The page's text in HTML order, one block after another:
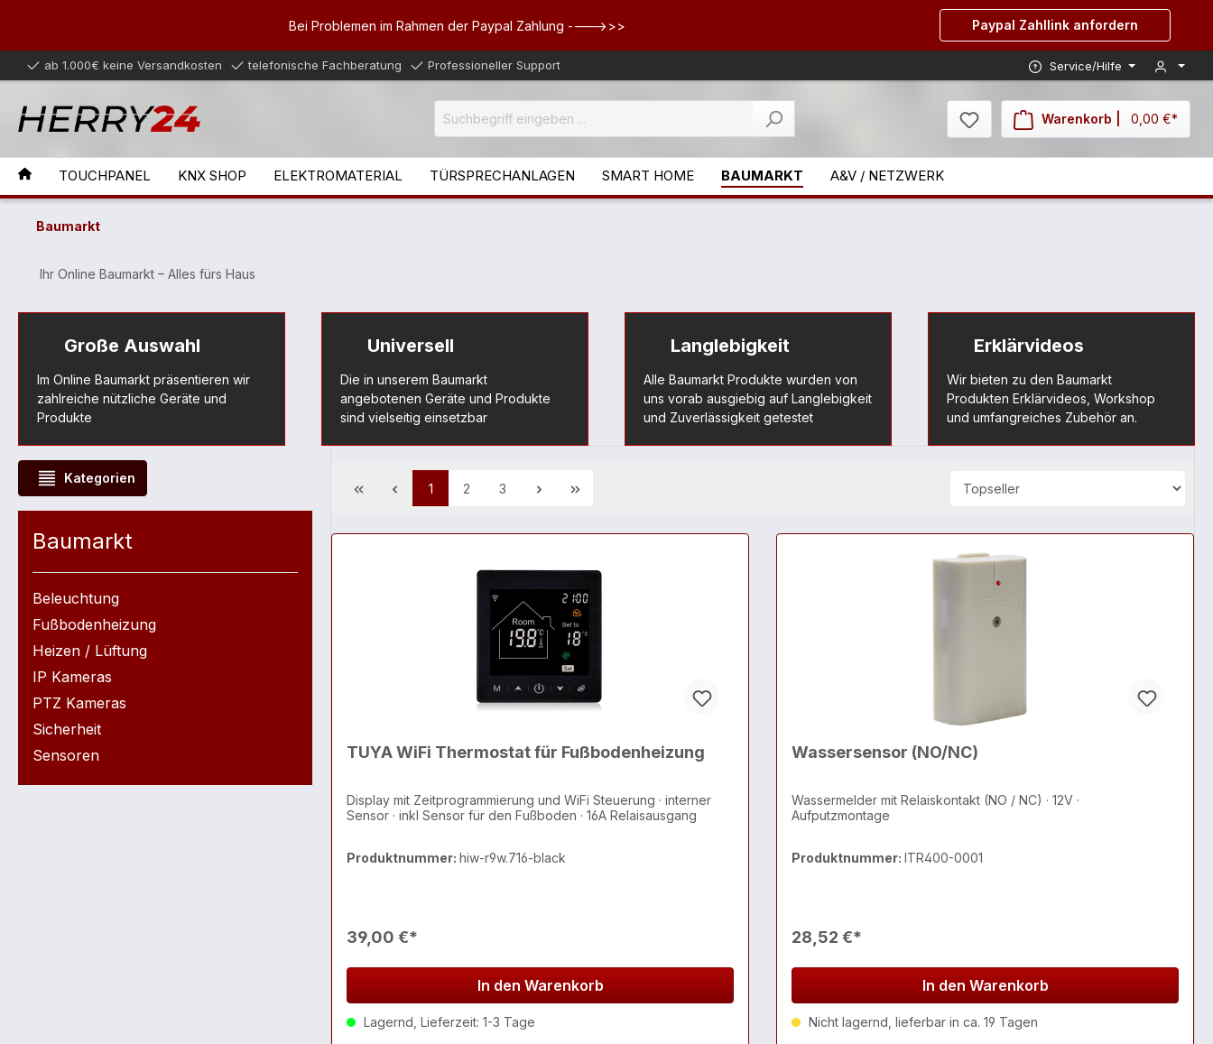
Bei Problemen im Rahmen der Paypal Zahlung ---->>> Paypal Zahllink anfordern
ab 1.000€ keine Versandkosten telefonische Fachberatung Professioneller Support Service/Hilfe
Warenkorb | 0,00 €*
TOUCHPANEL KNX SHOP ELEKTROMATERIAL TÜRSPRECHANLAGEN SMART HOME BAUMARKT A&V / NETZWERK
Baumarkt
Ihr Online Baumarkt – Alles fürs Haus
Große Auswahl
Im Online Baumarkt präsentieren wir
zahlreiche nützliche Geräte und
Produkte
Universell
Die in unserem Baumarkt
angebotenen Geräte und Produkte
sind vielseitig einsetzbar
Langlebigkeit
Alle Baumarkt Produkte wurden von
uns vorab ausgiebig auf Langlebigkeit
und Zuverlässigkeit getestet
Erklärvideos
Wir bieten zu den Baumarkt
Produkten Erklärvideos, Workshop
und umfangreiches Zubehör an.
Kategorien
Baumarkt
Beleuchtung
Fußbodenheizung
Heizen / Lüftung
IP Kameras
PTZ Kameras
Sicherheit
Sensoren
1 2 3
TUYA WiFi Thermostat für Fußbodenheizung
Display mit Zeitprogrammierung und WiFi Steuerung · interner
Sensor · inkl Sensor für den Fußboden · 16A Relaisausgang
Produktnummer: hiw-r9w.716-black
39,00 €*
In den Warenkorb
Lagernd, Lieferzeit: 1-3 Tage
Wassersensor (NO/NC)
Wassermelder mit Relaiskontakt (NO / NC) · 12V ·
Aufputzmontage
Produktnummer: ITR400-0001
28,52 €*
In den Warenkorb
Nicht lagernd, lieferbar in ca. 19 Tagen